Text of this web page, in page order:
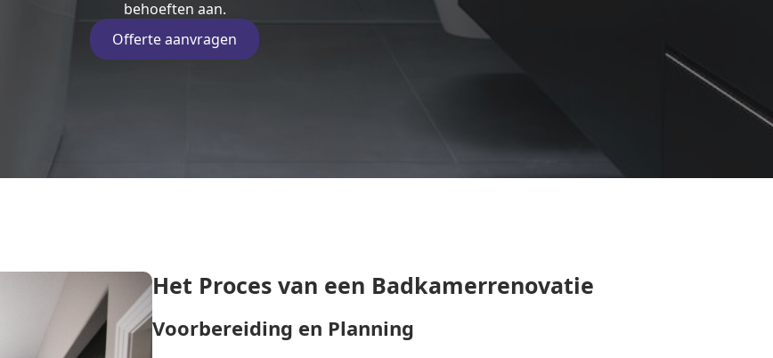
behoeften aan.
Offerte aanvragen
Het Proces van een Badkamerrenovatie
Voorbereiding en Planning